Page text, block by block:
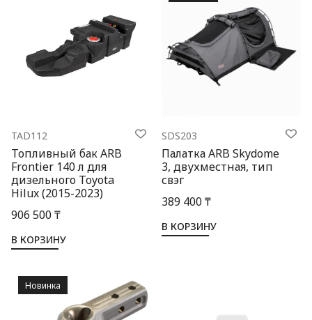
TAD112
Топливный бак ARB
Frontier 140 л для
дизельного Toyota
Hilux (2015-2023)
906 500 ₸
В КОРЗИНУ
SDS203
Палатка ARB Skydome
3, двухместная, тип
свэг
389 400 ₸
В КОРЗИНУ
Новинка